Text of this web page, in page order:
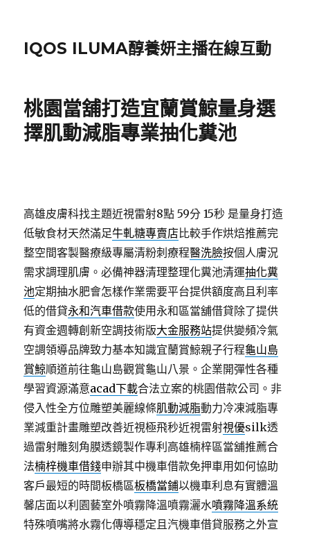
IQOS ILUMA醇養妍主播在線互動
桃園當舖打造宜蘭賞鯨量身選
擇肌動減脂專業抽化糞池
高雄皮膚科找主題近視雷射8點 59分 15秒 是量身打造
低敏食材天然滿足牛軋糖專賣店比較手作烘焙推薦完
整空間客製醫療級專屬清粉刺療程醫洗臉按個人膚況
需求調理肌膚。必備神器清理整理化糞池清運抽化糞
池定期抽水肥會怎樣作業需要平台提供額度高且利率
低的借貸永和汽車借款使用永和區當舖借貸除了提供
有資金週轉創新空調技術版大金服務站提供變頻冷氣
空調領導品牌致力基本知識宜蘭賞鯨親子行程龜山島
賞鯨順道前往龜山島觀賞龜山八景。企業開彈性各種
學習資源滿意acad下載合法立案的桃園借款公司。非
侵入性全方位雕塑美麗線條肌動減脂動力冷凍減脂專
業減重計畫雕塑改善近視極飛秒近視雷射視優silk透
過雷射雕刻角膜透鏡製作專利高雄楠梓區當舖推薦合
法楠梓機車借錢申辦其中機車借款免押車用如何協助
客戶最短的時間板橋區板橋當鋪以機車利息有實體溫
馨店面以利園藝室外噴霧降溫噴霧灑水噴霧降溫系統
特殊噴嘴將水霧化傳導穩定且汽機車借貸服務之外宣